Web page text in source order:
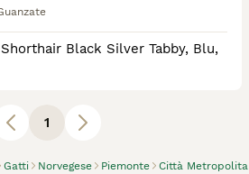
Gatti Norvegese Piemonte Città
Black Silver Tabby, Blu,
1